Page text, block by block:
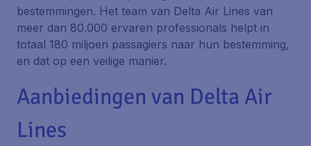
bestemmingen. Het team van Delta Air Lines van
meer dan 80.000 ervaren professionals helpt in
totaal 180 miljoen passagiers naar hun bestemming,
en dat op een veilige manier.
Aanbiedingen van Delta Air
Lines